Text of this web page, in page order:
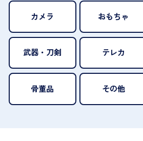
カメラ おもちゃ
武器・刀剣 テレカ
骨董品 その他